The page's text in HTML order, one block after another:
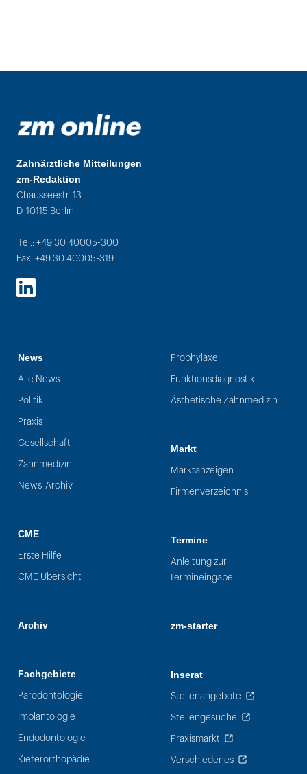
Zahnärztliche Mitteilungen
zm-Redaktion
Chausseestr. 13
D-10115 Berlin
Tel.: +49 30 40005-300
Fax: +49 30 40005-319
LinkedIn
News
Alle News
Politik
Praxis
Gesellschaft
Zahnmedizin
News-Archiv
CME
Erste Hilfe
CME Übersicht
Archiv
Fachgebiete
Parodontologie
Implantologie
Endodontologie
Kieferorthopädie
Prophylaxe
Funktionsdiagnostik
Ästhetische Zahnmedizin
Markt
Marktanzeigen
Firmenverzeichnis
Termine
Anleitung zur
Termineingabe
zm-starter
Inserat
Stellenangebote
Stellengesuche
Praxismarkt
Verschiedenes